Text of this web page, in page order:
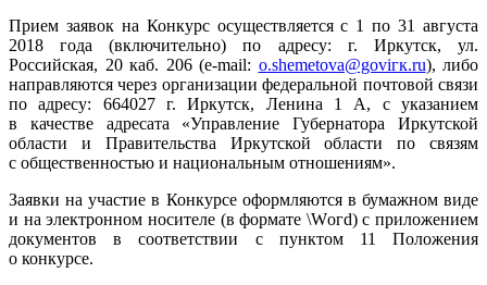
Прием заявок на Конкурс осуществляется с 1 по 31 августа
2018 года (включительно) по адресу: г. Иркутск, ул.
Российская, 20 каб. 206 (е-mail: о.shemetova@goviгк.ru), либо
направляются через организации федеральной почтовой связи
по адресу: 664027 г. Иркутск, Ленина 1 А, с указанием
в качестве адресата «Управление Губернатора Иркутской
области и Правительства Иркутской области по связям
с общественностью и национальным отношениям».
Заявки на участие в Конкурсе оформляются в бумажном виде
и на электронном носителе (в формате \Wогd) с приложением
документов в соответствии с пунктом 11 Положения
о конкурсе.